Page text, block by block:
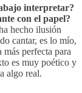
interpretar?
con el papel?
hecho ilusión
cantar, es lo mío,
perfecta para
es muy poético y
algo real.